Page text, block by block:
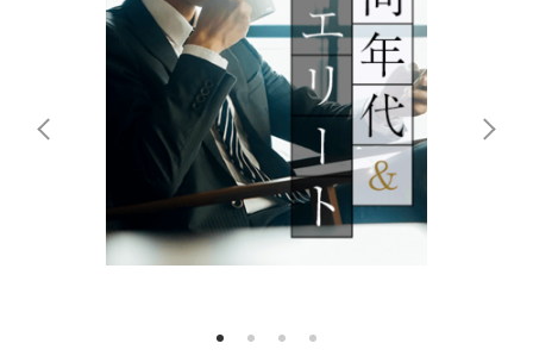
1 2 3 4